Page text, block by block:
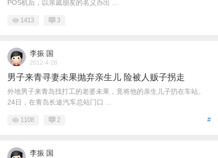
POS机后，以亲戚朋友的名义办出 ...
1413 3
李振 国
2012-4-28
男子来青寻妻未果抛弃亲生儿 险被人贩子拐走
外地男子来青岛找打工的老婆未果，竟将他的亲生儿子扔在车站。
24日，在青岛长途汽车总站门口 ...
#
1108 2
李振 国